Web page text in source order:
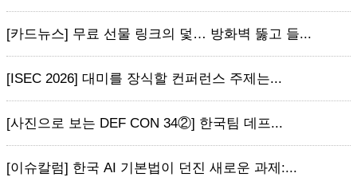
[카드뉴스] 무료 선물 링크의 덫… 방화벽 뚫고 들...
[ISEC 2026] 대미를 장식할 컨퍼런스 주제는...
[사진으로 보는 DEF CON 34②] 한국팀 데프...
[이슈칼럼] 한국 AI 기본법이 던진 새로운 과제:...